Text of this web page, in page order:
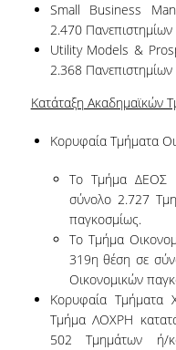
Πίνακες Διεθνούς
Διεθνής παρουσία του
Δεδομένα ΠΠΣ
Δεδομένα ΠΜΣ
Άλλες Έρευνες
Επικοινωνία
Small Business
2.470
Utility Models &
2.368
Κατάταξη Ακαδημαϊκών
Κορυφαία Τμήματα
Το Τμήμα ΔΕΟΣ
σύνολο 2.727
παγκοσμίως.
Το Τμήμα
319ηθέση σε
Οικονομικών
Κορυφαία Τμήματα
Τμήμα ΛΟΧΡΗ
502 Τμημάτων ή/